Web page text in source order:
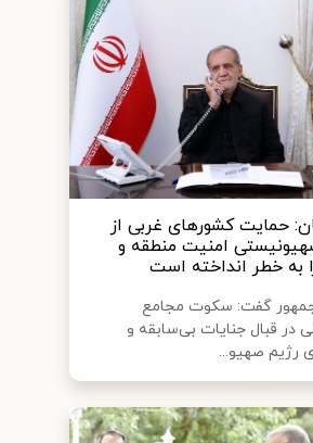
حمایت کشورهای غربی از
امنیت منطقه و
به خطر انداخته است
گفت: سکوت مجامع
در قبال جنایات بی‌سابقه و
رژیم صهیو...